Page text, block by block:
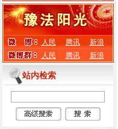
人民 腾讯
新浪
人民
腾讯 新浪
站内检索